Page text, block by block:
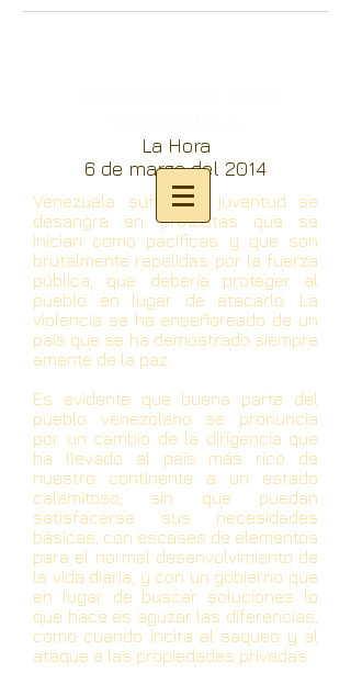
La Hora
6 de marzo del 2014
Venezuela sufre, su juventud se
desangra en protestas que se
inician como pacíficas y que son
brutalmente repelidas por la fuerza
pública, que debería proteger al
pueblo en lugar de atacarlo. La
violencia se ha enseñoreado de un
país que se ha demostrado siempre
amante de la paz.
Es evidente que buena parte del
pueblo venezolano se pronuncia
por un cambio de la dirigencia que
ha llevado al país más rico de
nuestro continente a un estado
calamitoso; sin que puedan
satisfacerse sus necesidades
básicas, con escases de elementos
para el normal desenvolvimiento de
la vida diaria, y con un gobierno que
en lugar de buscar soluciones lo
que hace es aguzar las diferencias,
como cuando incita al saqueo y al
ataque a las propiedades privadas.